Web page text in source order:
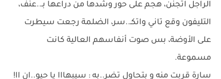
الراجل اتجنن، هجم على حور وشدها من دراعها بـ..عنف،
التليفون وقع تاني واتكـ..سر، الضلمة رجعت سيطرت
على الأوضة، بس صوت أنفاسهم العالية كانت
مسموعة.
سارة قربت منه و بتحاول تضر..به : سيبهااا يا حيو..ان اا!